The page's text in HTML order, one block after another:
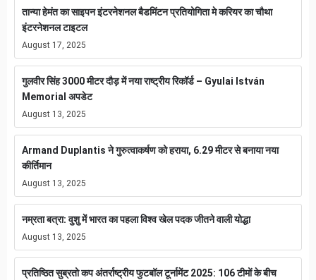
तान्या हेमंत का साइपन इंटरनेशनल बैडमिंटन प्रतियोगिता मे करियर का चौथा
इंटरनेशनल टाइटल
August 17, 2025
गुलवीर सिंह 3000 मीटर दौड़ में नया राष्ट्रीय रिकॉर्ड – Gyulai István
Memorial अपडेट
August 13, 2025
Armand Duplantis ने गुरुत्वाकर्षण को हराया, 6.29 मीटर से बनाया नया
कीर्तिमान
August 13, 2025
नम्रता बत्रा: वुशु में भारत का पहला विश्व खेल पदक जीतने वाली योद्धा
August 13, 2025
प्रतिष्ठित सुब्रतो कप अंतर्राष्ट्रीय फुटबॉल टूर्नामेंट 2025: 106 टीमों के बीच